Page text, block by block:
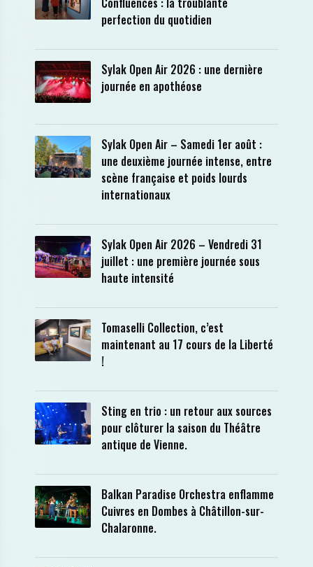
perfection du quotidien
Sylak Open Air 2026 : une dernière
journée en apothéose
Sylak Open Air – Samedi 1er août :
une deuxième journée intense, entre
scène française et poids lourds
internationaux
Sylak Open Air 2026 – Vendredi 31
juillet : une première journée sous
haute intensité
Tomaselli Collection, c’est
maintenant au 17 cours de la Liberté
!
Sting en trio : un retour aux sources
pour clôturer la saison du Théâtre
antique de Vienne.
Balkan Paradise Orchestra enflamme
Cuivres en Dombes à Châtillon-sur-
Chalaronne.